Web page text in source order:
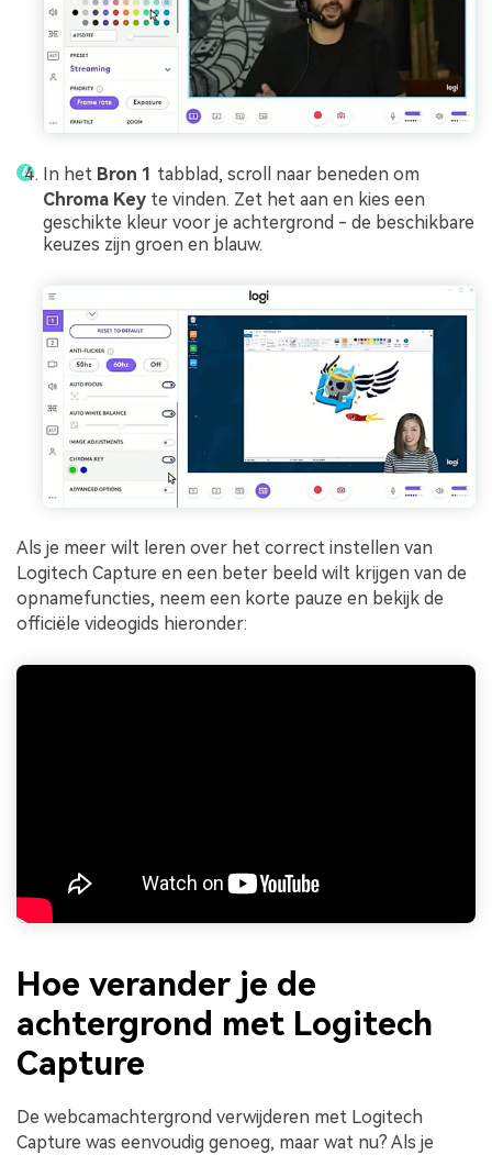
In het Bron 1 tabblad, scroll naar beneden om
Chroma Key te vinden. Zet het aan en kies een
geschikte kleur voor je achtergrond - de beschikbare
keuzes zijn groen en blauw.
Als je meer wilt leren over het correct instellen van
Logitech Capture en een beter beeld wilt krijgen van de
opnamefuncties, neem een korte pauze en bekijk de
officiële videogids hieronder:
Hoe verander je de
achtergrond met Logitech
Capture
De webcamachtergrond verwijderen met Logitech
Capture was eenvoudig genoeg, maar wat nu? Als je